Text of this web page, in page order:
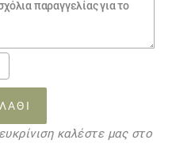
καλέστε μας στο